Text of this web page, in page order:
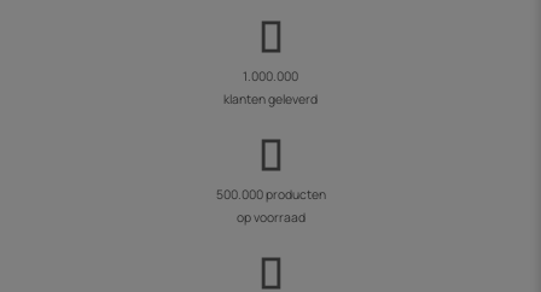
1.000.000
klanten geleverd
500.000 producten
op voorraad